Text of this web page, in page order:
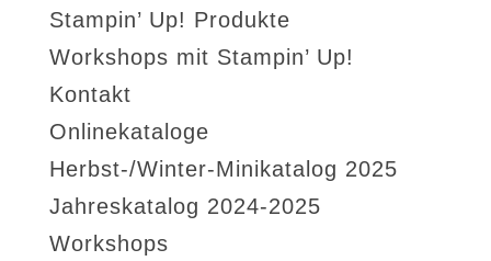
Stampin’ Up! Produkte
Workshops mit Stampin’ Up!
Kontakt
Onlinekataloge
Herbst-/Winter-Minikatalog 2025
Jahreskatalog 2024-2025
Workshops